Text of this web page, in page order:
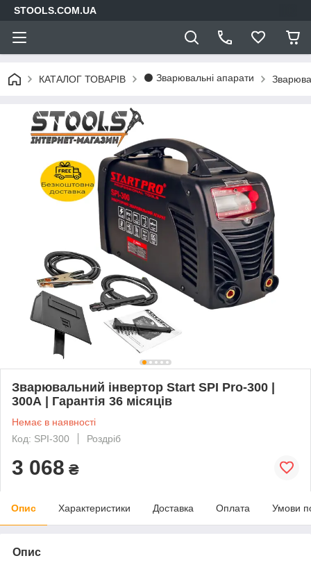
STOOLS.COM.UA
КАТАЛОГ ТОВАРІВ ⚫ Зварювальні апарати
Зварювальний інвертор Start SPI Pro-300 |
300А | Гарантія 36 місяців
Немає в наявності
Код: SPI-300
Роздріб
3 068 ₴
Опис Характеристики Доставка Оплата Умови
Опис